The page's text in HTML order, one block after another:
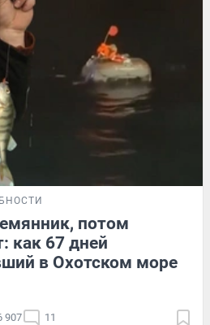
потом
как 67 дней
в Охотском море
907 11